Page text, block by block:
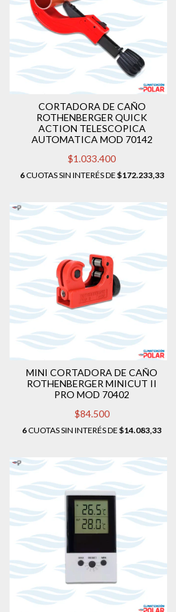
CORTADORA DE CAÑO
ROTHENBERGER QUICK
ACTION TELESCOPICA
AUTOMATICA MOD 70142
$1.033.400
6CUOTAS SIN INTERÉS DE $172.233,33
MINI CORTADORA DE CAÑO
ROTHENBERGER MINICUT II
PRO MOD 70402
$84.500
6CUOTAS SIN INTERÉS DE$14.083,33